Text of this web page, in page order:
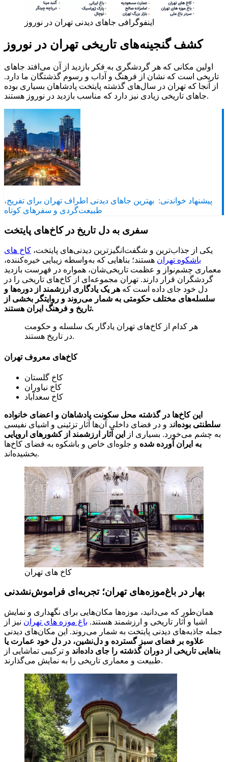
اینفوگرافی جاهای دیدنی تهران در نوروز
کشف گنجینه‌های تاریخی تهران در نوروز
اولین مکانی که هر گردشگری به فکر بازدید از آن می‌افتد جاهای
تاریخی است که نشان از فرهنگ و آداب و رسوم گذشتگان ما دارد.
از آنجا که تهران در سال‌های گذشته پایتخت پادشاهان بسیاری بوده
جاهای تاریخی زیادی نیز دارد که مناسب بازدید در نوروز هستند.
پیشنهاد خواندنی: بهترین جاهای دیدنی اطراف تهران برای تفریح،
طبیعت‌گردی و سفرهای کوتاه
سفری به دل تاریخ در کاخ‌های پایتخت
یکی از جذاب‌ترین و شگفت‌انگیزترین دیدنی‌های پایتخت، کاخ های
باشکوه تهران هستند؛ بناهایی که به‌واسطه زیبایی خیره‌کننده،
معماری چشم‌نواز و عظمت تاریخی‌شان، همواره در فهرست بازدید
گردشگران قرار دارند. تهران مجموعه‌ای از کاخ‌های تاریخی را در
دل خود جای داده است که هر یک یادگاری ارزشمند از دوره‌ها و
سلسله‌های مختلف حکومتی به شمار می‌روند و روایتگر بخشی از
تاریخ و فرهنگ ایران هستند.
هر کدام از کاخ‌های تهران یادگار یک سلسله و حکومت
در تاریخ هستند.
کاخ‌های معروف تهران
کاخ گلستان
کاخ نیاوران
کاخ سعدآباد
این کاخ‌ها در گذشته محل سکونت پادشاهان و اعضای خانواده
سلطنتی بوده‌اند و در فضای داخلی آن‌ها آثار تزئینی و اشیای نفیسی
به چشم می‌خورد. بسیاری از
این آثار ارزشمند از کشورهای اروپایی
به ایران آورده شده و جلوه‌ای خاص و باشکوه به فضای کاخ‌ها
بخشیده‌اند.
کاخ های تهران
بهار در باغ‌موزه‌های تهران؛ تجربه‌ای فراموش‌نشدنی
همان‌طور که می‌دانید، موزه‌ها مکان‌هایی برای نگهداری و نمایش
اشیا و آثار تاریخی و ارزشمند هستند. باغ موزه های تهران نیز از
جمله جاذبه‌های دیدنی پایتخت به شمار می‌روند. این مکان‌های دیدنی
علاوه بر فضای سبز گسترده و دل‌نشین، در دل خود عمارت یا
بناهایی تاریخی از دوران گذشته را جای داده‌اند و ترکیبی تماشایی از
طبیعت و معماری تاریخی را به نمایش می‌گذارند.